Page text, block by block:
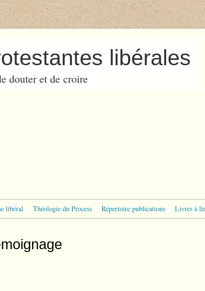
libérales
douter et de croire
libéral Théologie du Process Répertoire publications Livres à